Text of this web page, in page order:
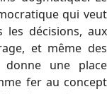
qui veut
décisions, aux
et même des
donne une place
fer au concept